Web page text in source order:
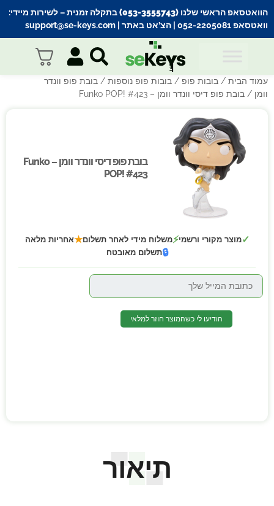
הוואטסאפ הראשי שלנו (053-3555743) בתקלה זמנית
– לשירות מיידי:
וואטסאפ 052-2205081
| הצ’אט באתר | support@se-keys.com
עמוד הבית / בובות פופ / בובות פופ נוספות / בובת פופ וונדר
וומן / בובת פופ דיסי וונדר וומן – Funko POP! #423
בובת פופ דיסי וונדר וומן – Funko
POP! #423
בובת פופ דיסי וונדר וומן – Funko
POP! #423
✓מוצר מקורי ורשמי⚡משלוח מידי לאחר תשלום★אחריות מלאה
🔒תשלום מאובטח
הודיעו לי כשהמוצר חוזר למלאי
תיאור